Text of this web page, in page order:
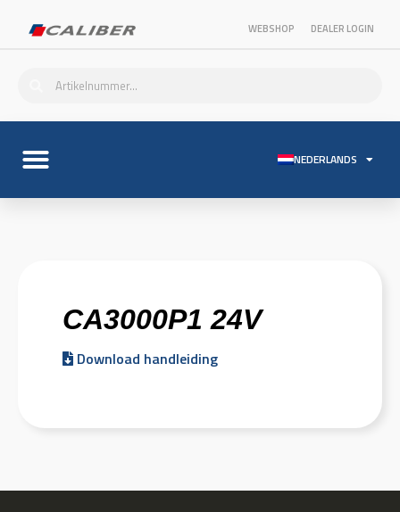
WEBSHOP DEALER LOGIN
NEDERLANDS
CA3000P1 24V
Download handleiding